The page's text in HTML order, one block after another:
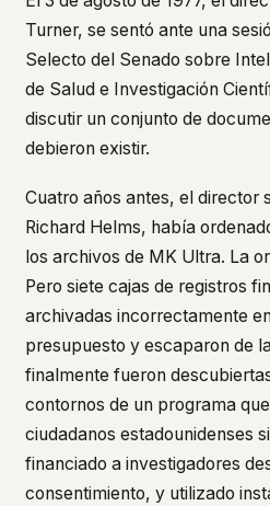
every website you visit).
resolves the domain.
exist on our hosting
don't use them, but we
If this concerns you, a VPN
This isn't a privacy policy
protect us. It's a promise
you. If we ever add analytics,
should stop trusting us.
Turner, se sentó ante una
Selecto del Senado sobre
de Salud e Investigación
discutir un conjunto de
debieron existir.
Cuatro años antes, el director
Richard Helms, había
los archivos de MK Ultra. La
Pero siete cajas de registros
archivadas incorrectamente
presupuesto y escaparon de
finalmente fueron
contornos de un programa
ciudadanos estadounidenses
financiado a investigadores
consentimiento, y utilizado